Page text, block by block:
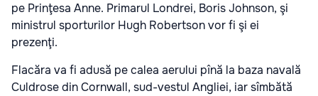
pe Prinţesa Anne. Primarul Londrei, Boris Johnson, şi
ministrul sporturilor Hugh Robertson vor fi şi ei
prezenţi.
Flacăra va fi adusă pe calea aerului pînă la baza navală
Culdrose din Cornwall, sud-vestul Angliei, iar sîmbătă